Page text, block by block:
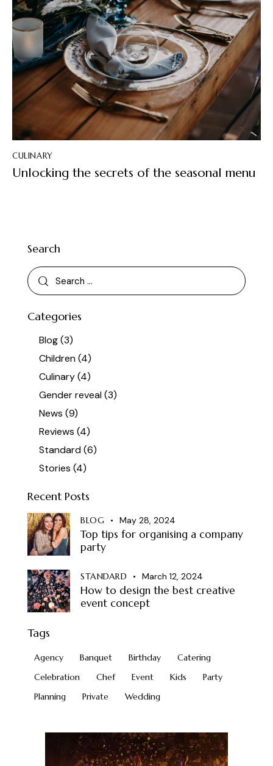
CULINARY
Unlocking the secrets of the seasonal menu
Search
Categories
Blog(3)
Children(4)
Culinary(4)
Gender reveal(3)
News (9)
Reviews (4)
Standard(6)
Stories (4)
Recent Posts
BLOG May 28, 2024
Top tips for organising a company
party
STANDARD March 12, 2024
How to design the best creative
event concept
Tags
Agency Banquet Birthday
Catering
Celebration
Chef Event Kids
Party
Planning
Private Wedding